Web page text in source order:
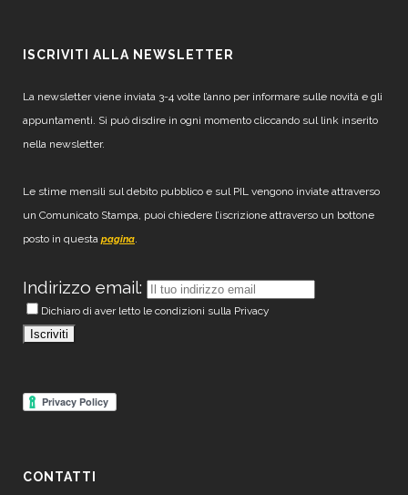
ISCRIVITI ALLA NEWSLETTER
La newsletter viene inviata 3-4 volte l’anno per informare sulle novità e gli
appuntamenti. Si può disdire in ogni momento cliccando sul link inserito
nella newsletter.
Le stime mensili sul debito pubblico e sul PIL vengono inviate attraverso
un Comunicato Stampa, puoi chiedere l’iscrizione attraverso un bottone
posto in questa pagina.
Indirizzo email:
Dichiaro di aver letto le condizioni sulla Privacy
CONTATTI